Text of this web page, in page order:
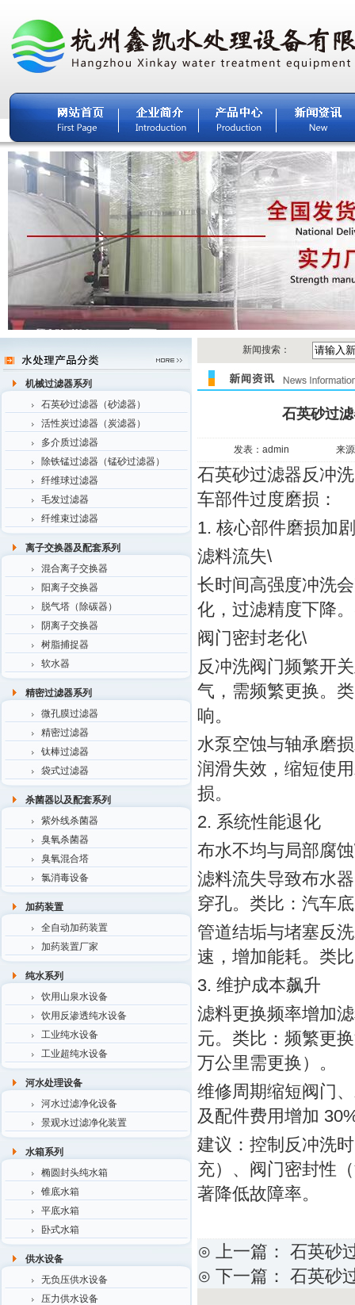
机械过滤器系列
石英砂过滤器（砂滤器）
活性炭过滤器（炭滤器）
多介质过滤器
除铁锰过滤器（锰砂过滤器）
纤维球过滤器
毛发过滤器
纤维束过滤器
离子交换器及配套系列
混合离子交换器
阳离子交换器
脱气塔（除碳器）
阴离子交换器
树脂捕捉器
软水器
精密过滤器系列
微孔膜过滤器
精密过滤器
钛棒过滤器
袋式过滤器
杀菌器以及配套系列
紫外线杀菌器
臭氧杀菌器
臭氧混合塔
氯消毒设备
加药装置
全自动加药装置
加药装置厂家
纯水系列
饮用山泉水设备
饮用反渗透纯水设备
工业纯水设备
工业超纯水设备
河水处理设备
河水过滤净化设备
景观水过滤净化装置
水箱系列
椭圆封头纯水箱
锥底水箱
平底水箱
卧式水箱
供水设备
无负压供水设备
压力供水设备
新闻搜索：
石英砂过
发表：admin 来
石英砂过滤器反冲
车部件过度磨损：
1. 核心部件磨损加剧
滤料流失\
长时间高强度冲洗
化，过滤精度下降
阀门密封老化\
反冲洗阀门频繁开
气，需频繁更换。
响。
水泵空蚀与轴承磨
润滑失效，缩短使
损。
2. 系统性能退化
布水不均与局部腐
滤料流失导致布水
穿孔。类比：汽车
管道结垢与堵塞反
速，增加能耗。类
3. 维护成本飙升
滤料更换频率增加
元。类比：频繁更
万公里需更换）。
维修周期缩短阀门
及配件费用增加
建议：控制反冲洗
充）、阀门密封性
著降低故障率。
⊙ 上一篇： 石英砂
⊙ 下一篇： 石英砂